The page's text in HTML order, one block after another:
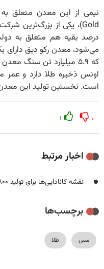
درصد بقیه هم متعلق به
می‌شود، معدن رکو دیق دارای
است. نخستین تولید این معدن در سال ۲۰۲۸
۰ ۱
اخبار مرتبط
نقشه کانادایی‌ها برای تولید ۸۰۰ هزار تن مس
برچسب‌ها
مس طلا